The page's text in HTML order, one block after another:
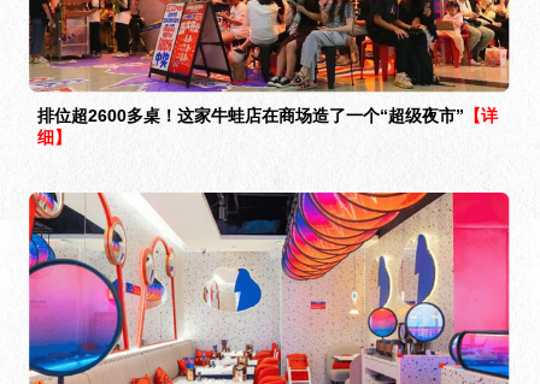
排位超2600多桌！这家牛蛙店在商场造了一个“超级夜市” 【详
细】